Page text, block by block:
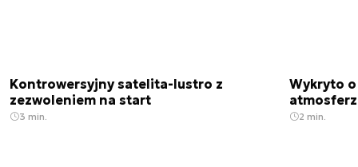
Kontrowersyjny satelita-lustro z
zezwoleniem na start
3 min.
Wykryto
2 min.